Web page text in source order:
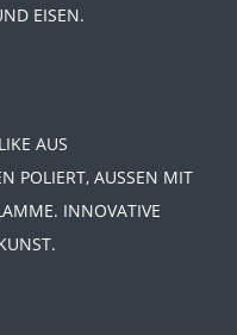
EISEN.
AUS
POLIERT, AUSSEN MIT
INNOVATIVE